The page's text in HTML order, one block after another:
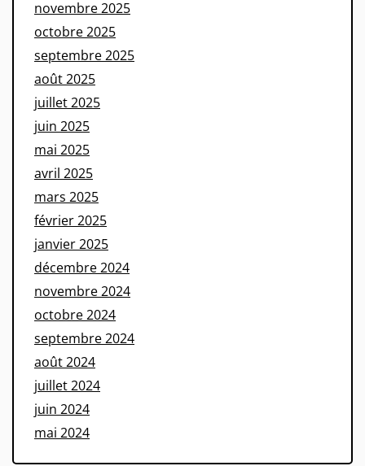
novembre 2025
octobre 2025
septembre 2025
août 2025
juillet 2025
juin 2025
mai 2025
avril 2025
mars 2025
février 2025
janvier 2025
décembre 2024
novembre 2024
octobre 2024
septembre 2024
août 2024
juillet 2024
juin 2024
mai 2024